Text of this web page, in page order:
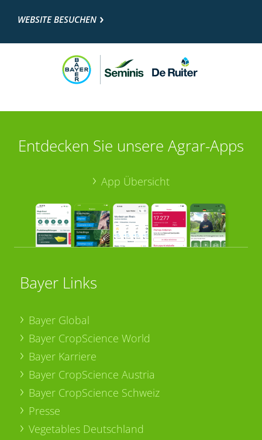
WEBSITE BESUCHEN
Entdecken Sie unsere Agrar-Apps
App Übersicht
Bayer Links
Bayer Global
Bayer CropScience World
Bayer Karriere
Bayer CropScience Austria
Bayer CropScience Schweiz
Presse
Vegetables Deutschland